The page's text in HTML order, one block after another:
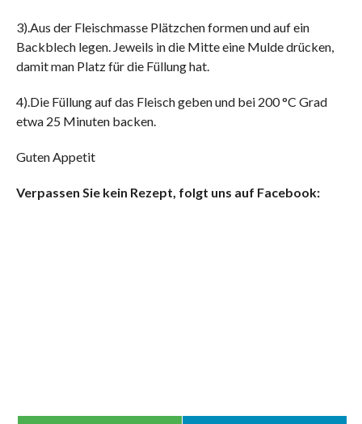
3).Aus der Fleischmasse Plätzchen formen und auf ein
Backblech legen. Jeweils in die Mitte eine Mulde drücken,
damit man Platz für die Füllung hat.
4).Die Füllung auf das Fleisch geben und bei 200 °C Grad
etwa 25 Minuten backen.
Guten Appetit
Verpassen Sie kein Rezept, folgt uns auf Facebook: